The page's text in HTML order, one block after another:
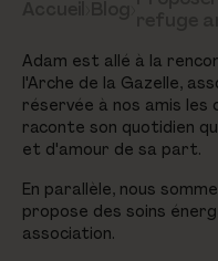
Adam est allé à la
l'Arche de la Gazelle,
réservée à nos amis les
raconte son quotidien
et d'amour de sa part.
En parallèle, nous
propose des soins
association.